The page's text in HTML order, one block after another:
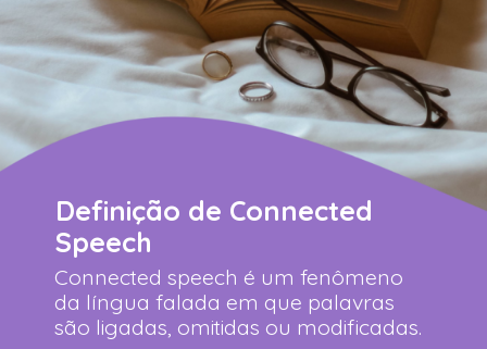
Definição de Connected
Speech
Connected speech é um fenômeno
da língua falada em que palavras
são ligadas, omitidas ou modificadas.